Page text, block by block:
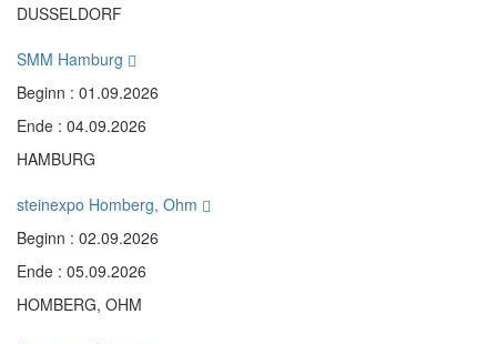
DUSSELDORF
SMM Hamburg
Beginn : 01.09.2026
Ende : 04.09.2026
HAMBURG
steinexpo Homberg, Ohm
Beginn : 02.09.2026
Ende : 05.09.2026
HOMBERG, OHM